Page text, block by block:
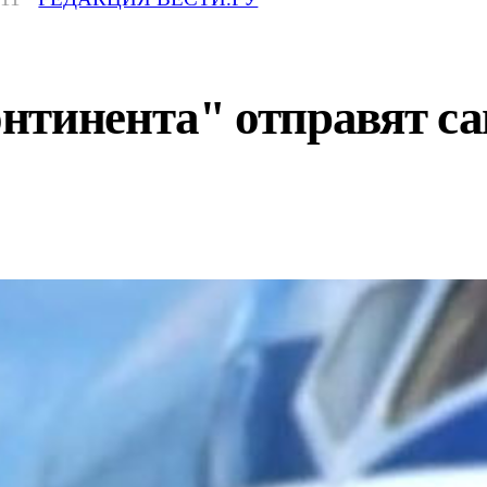
отправят